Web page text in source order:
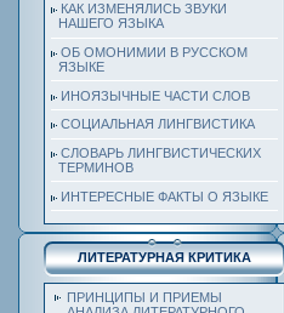
КАК ИЗМЕНЯЛИСЬ ЗВУКИ
НАШЕГО ЯЗЫКА
ОБ ОМОНИМИИ В РУССКОМ
ЯЗЫКЕ
ИНОЯЗЫЧНЫЕ ЧАСТИ СЛОВ
СОЦИАЛЬНАЯ ЛИНГВИСТИКА
СЛОВАРЬ ЛИНГВИСТИЧЕСКИХ
ТЕРМИНОВ
ИНТЕРЕСНЫЕ ФАКТЫ О ЯЗЫКЕ
ЛИТЕРАТУРНАЯ КРИТИКА
ПРИНЦИПЫ И ПРИЕМЫ